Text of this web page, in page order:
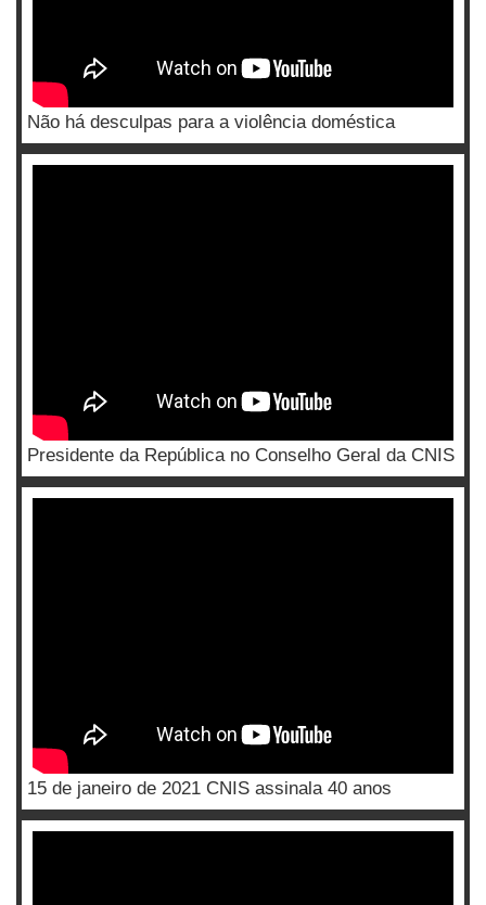
Não há desculpas para a violência doméstica
Presidente da República no Conselho Geral da CNIS
15 de janeiro de 2021 CNIS assinala 40 anos